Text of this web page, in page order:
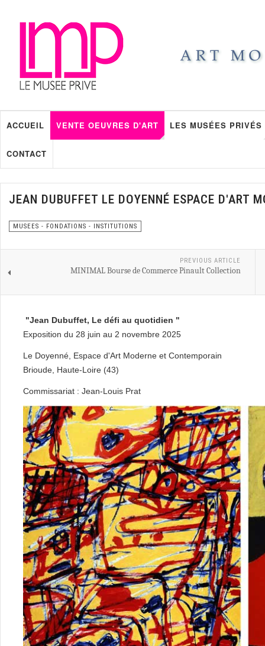
ACCUEIL VENTE OEUVRES D'ART LES MUSÉES PRIVÉS
CONTACT
JEAN DUBUFFET LE DOYENNÉ ESPACE D'ART
MUSEES - FONDATIONS - INSTITUTIONS
PREVIOUS ARTICLE
MINIMAL Bourse de Commerce Pinault Collection
"Jean Dubuffet, Le défi au quotidien "
Exposition du 28 juin au 2 novembre 2025
Le Doyenné, Espace d'Art Moderne et Contemporain
Brioude, Haute-Loire (43)
Commissariat : Jean-Louis Prat